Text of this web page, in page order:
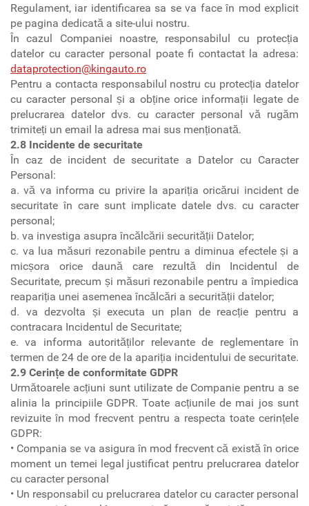
Regulament, iar identificarea sa se va face în mod explicit
pe pagina dedicată a site-ului nostru.
În cazul Companiei noastre, responsabilul cu protecția
datelor cu caracter personal poate fi contactat la adresa:
dataprotection@kingauto.ro
Pentru a contacta responsabilul nostru cu protecția datelor
cu caracter personal și a obține orice informații legate de
prelucrarea datelor dvs. cu caracter personal vă rugăm
trimiteți un email la adresa mai sus menționată.
2.8 Incidente de securitate
În caz de incident de securitate a Datelor cu Caracter
Personal:
a. vă va informa cu privire la apariția oricărui incident de
securitate în care sunt implicate datele dvs. cu caracter
personal;
b. va investiga asupra încălcării securității Datelor;
c. va lua măsuri rezonabile pentru a diminua efectele și a
micșora orice daună care rezultă din Incidentul de
Securitate, precum și măsuri rezonabile pentru a împiedica
reapariția unei asemenea încălcări a securității datelor;
d. va dezvolta și executa un plan de reacție pentru a
contracara Incidentul de Securitate;
e. va informa autorităților relevante de reglementare în
termen de 24 de ore de la apariția incidentului de securitate.
2.9 Cerințe de conformitate GDPR
Următoarele acțiuni sunt utilizate de Companie pentru a se
alinia la principiile GDPR. Toate acțiunile de mai jos sunt
revizuite în mod frecvent pentru a respecta toate cerințele
GDPR:
• Compania se va asigura în mod frecvent că există în orice
moment un temei legal justificat pentru prelucrarea datelor
cu caracter personal
• Un responsabil cu prelucrarea datelor cu caracter personal